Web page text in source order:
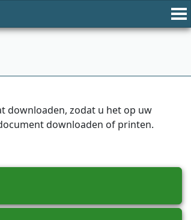
downloaden, zodat u het op uw
downloaden of printen.